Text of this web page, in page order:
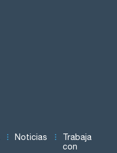
Noticias
Trabaja
con